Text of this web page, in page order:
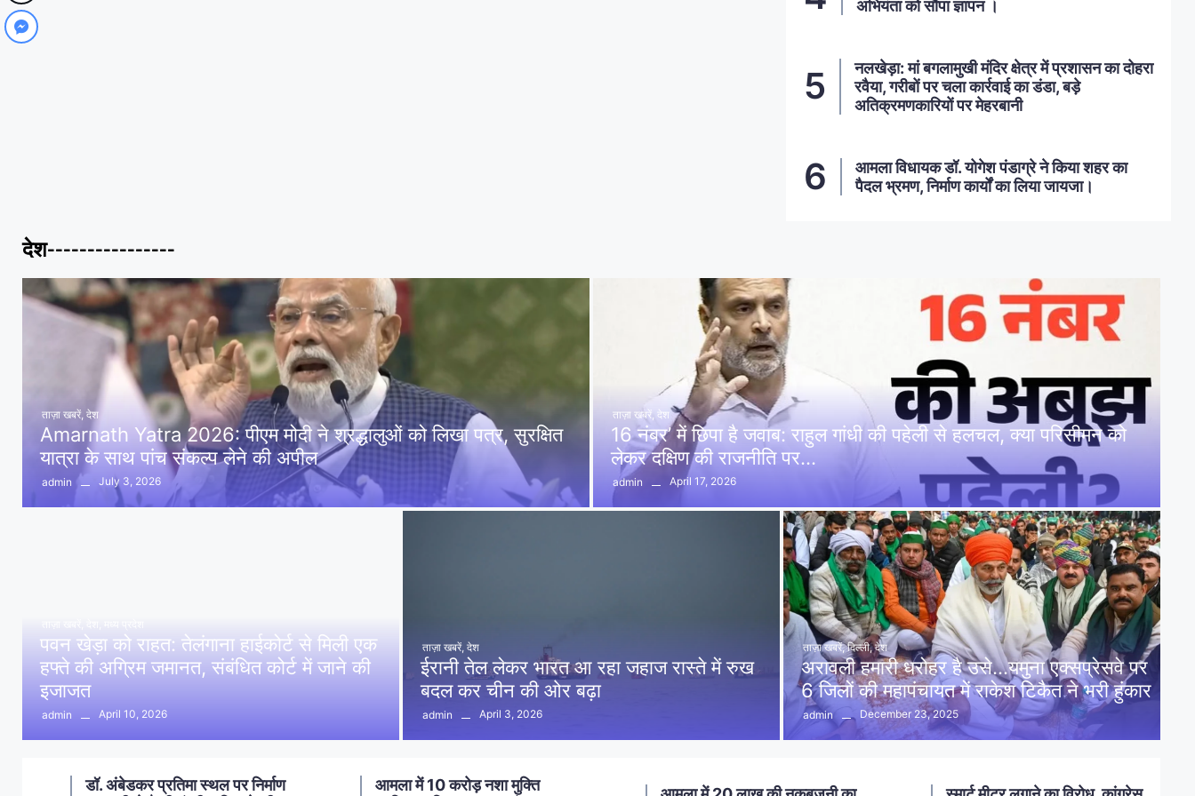
अभियंता को सौंपा ज्ञापन ।
नलखेड़ा: मां बगलामुखी मंदिर क्षेत्र में प्रशासन का दोहरा
रवैया, गरीबों पर चला कार्रवाई का डंडा, बड़े
अतिक्रमणकारियों पर मेहरबानी
आमला विधायक डॉ. योगेश पंडाग्रे ने किया शहर का
पैदल भ्रमण, निर्माण कार्यों का लिया जायजा।
देश----------------
ताज़ा खबरें देश
Amarnath Yatra 2026: पीएम मोदी ने श्रद्धालुओं को लिखा पत्र, सुरक्षित
यात्रा के साथ पांच संकल्प लेने की अपील
admin July 3, 2026
ताज़ा खबरें देश
16 नंबर’ में छिपा है जवाब: राहुल गांधी की पहेली से हलचल, क्या परिसीमन को
लेकर दक्षिण की राजनीति पर…
admin April 17, 2026
पवन खेड़ा को राहत: तेलंगाना हाईकोर्ट से मिली एक
हफ्ते की अग्रिम जमानत, संबंधित कोर्ट में जाने की
इजाजत
admin April 10, 2026
ताज़ा खबरें, देश
ईरानी तेल लेकर भारत आ रहा जहाज रास्ते में रुख
बदल कर चीन की ओर बढ़ा
admin April 3, 2026
ताज़ा खबरें, दिल्ली, देश
अरावली हमारी धरोहर है उसे…यमुना एक्सप्रेसवे पर
6 जिलों की महापंचायत में राकेश टिकैत ने भरी हुंकार
admin December 23, 2025
आमला में 10 करोड़ नशा मुक्ति
नलखेड़ा: मां बगलामुखी मंदिर क्षेत्र में